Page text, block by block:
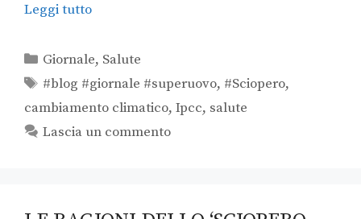
Leggi tutto
Giornale, Salute
#blog #giornale #superuovo, #Sciopero,
cambiamento climatico, Ipcc, salute
Lascia un commento